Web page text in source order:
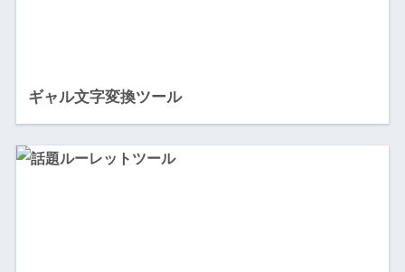
ギャル文字変換ツール